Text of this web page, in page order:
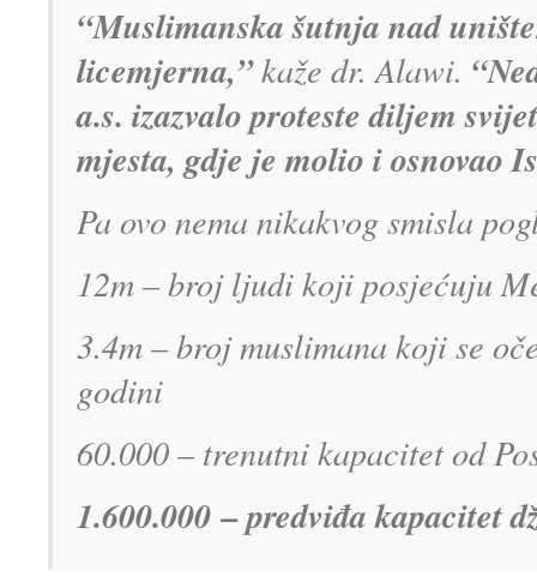
“Muslimanska šutnja nad
licemjerna,”kaže dr. Alawi.
a.s. izazvalo proteste diljem
mjesta, gdje je molio i osnovao
Pa ovo nema nikakvog smisla
12m – broj ljudi koji posjećuju
3.4m – broj muslimana koji se
godini
60.000 – trenutni kapacitet od
1.600.000 – predviđa kapacitet